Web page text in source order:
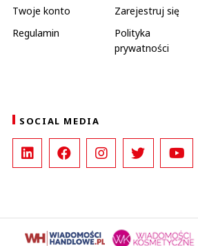
Twoje konto
Zarejestruj się
Regulamin
Polityka
prywatności
SOCIAL MEDIA